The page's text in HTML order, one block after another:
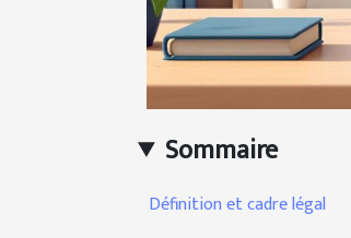
Sommaire
Définition et cadre légal